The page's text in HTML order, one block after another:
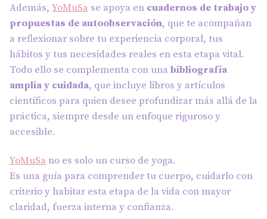
Además, YoMuSa se apoya en cuadernos de trabajo y
propuestas de autoobservación, que te acompañan
a reflexionar sobre tu experiencia corporal, tus
hábitos y tus necesidades reales en esta etapa vital.
Todo ello se complementa con unabibliografía
amplia y cuidada, que incluye libros y artículos
científicos para quien desee profundizar más allá de la
práctica, siempre desde un enfoque riguroso y
accesible.
YoMuSa no es solo un curso de yoga.
Es una guía para comprender tu cuerpo, cuidarlo con
criterio y habitar esta etapa de la vida con mayor
claridad, fuerza interna y confianza.